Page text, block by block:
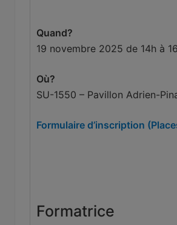
Quand?
19 novembre 2025 de 14h à
Où?
SU-1550 – Pavillon Adrien-
Formulaire d’inscription
Formatrice